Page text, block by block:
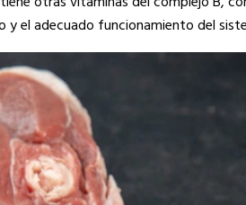
el adecuado funcionamiento del